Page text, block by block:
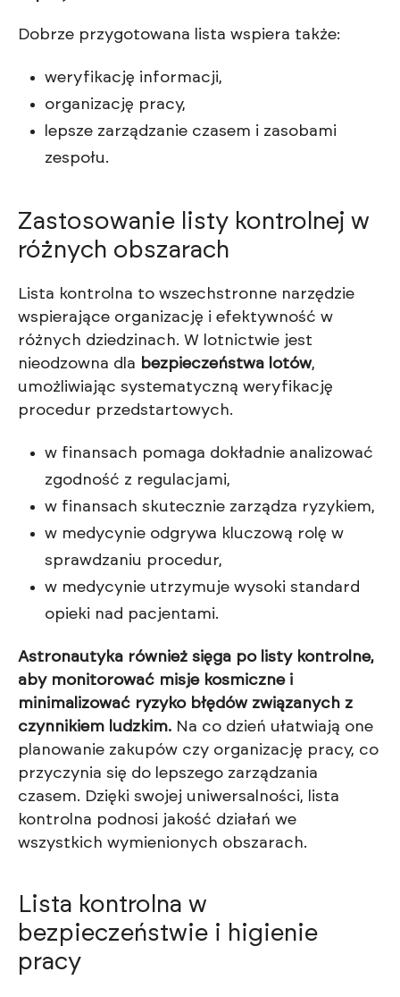
Dobrze przygotowana lista wspiera także:
weryfikację informacji,
organizację pracy,
lepsze zarządzanie czasem i zasobami
zespołu.
Zastosowanie listy kontrolnej w
różnych obszarach
Lista kontrolna to wszechstronne narzędzie
wspierające organizację i efektywność w
różnych dziedzinach. W lotnictwie jest
nieodzowna dla bezpieczeństwa lotów,
umożliwiając systematyczną weryfikację
procedur przedstartowych.
w finansach pomaga dokładnie analizować
zgodność z regulacjami,
w finansach skutecznie zarządza ryzykiem,
w medycynie odgrywa kluczową rolę w
sprawdzaniu procedur,
w medycynie utrzymuje wysoki standard
opieki nad pacjentami.
Astronautyka również sięga po listy kontrolne,
aby monitorować misje kosmiczne i
minimalizować ryzyko błędów związanych z
czynnikiem ludzkim. Na co dzień ułatwiają one
planowanie zakupów czy organizację pracy, co
przyczynia się do lepszego zarządzania
czasem. Dzięki swojej uniwersalności, lista
kontrolna podnosi jakość działań we
wszystkich wymienionych obszarach.
Lista kontrolna w
bezpieczeństwie i higienie
pracy